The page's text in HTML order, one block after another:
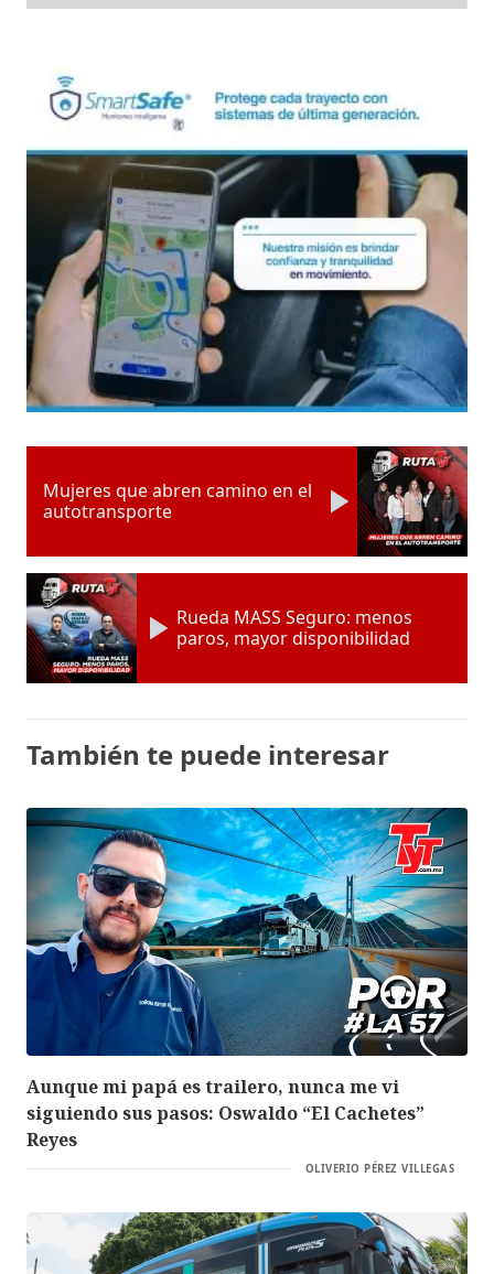
Mujeres que abren camino en el
autotransporte
Rueda MASS Seguro: menos
paros, mayor disponibilidad
También te puede interesar
Aunque mi papá es trailero, nunca me vi
siguiendo sus pasos: Oswaldo “El Cachetes”
Reyes
OLIVERIO PÉREZ VILLEGAS